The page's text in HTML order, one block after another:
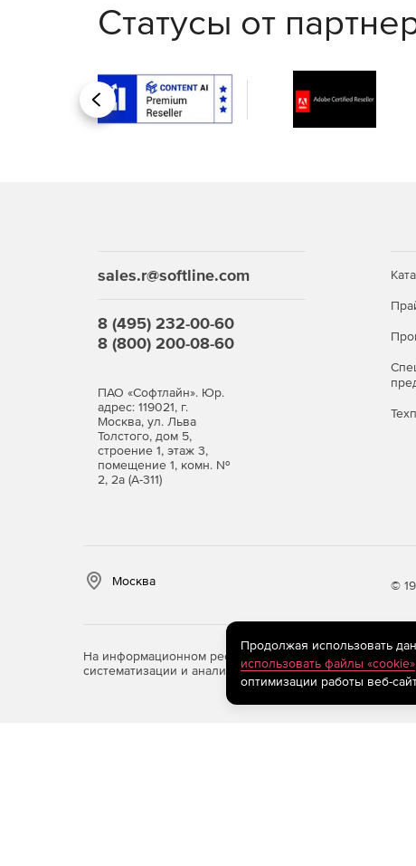
Статусы от
Назад
sales.r@softline.com
8 (495) 232-00-60
8 (800) 200-08-60
ПАО «Софтлайн». Юр.
адрес: 119021, г.
Москва, ул. Льва
Толстого, дом 5,
строение 1, этаж 3,
помещение 1, комн. №
2, 2а (А-311)
Москва ©
На информационном ресурсе store.softline.ru
систематизации и анализа сведений, относящихся к
Продолжая использовать
использовать файлы «cookie»
оптимизации работы веб-